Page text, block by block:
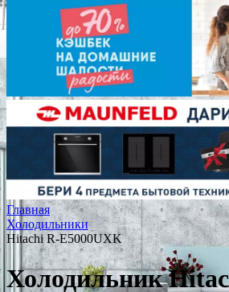
Главная
Холодильники
Hitachi R-E5000UXK
Холодильник